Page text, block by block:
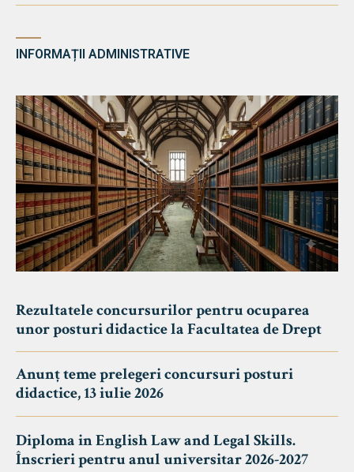
INFORMAȚII ADMINISTRATIVE
Rezultatele concursurilor pentru ocuparea
unor posturi didactice la Facultatea de Drept
Anunț teme prelegeri concursuri posturi
didactice, 13 iulie 2026
Diploma in English Law and Legal Skills.
Înscrieri pentru anul universitar 2026-2027